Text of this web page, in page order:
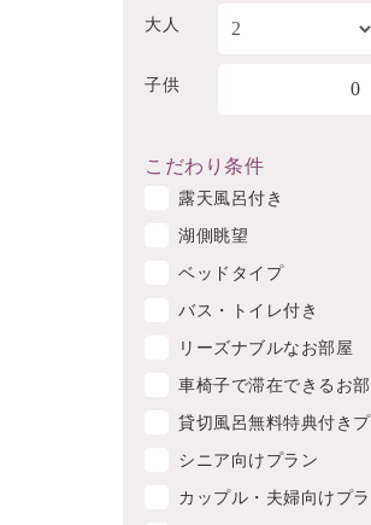
大人
子供 0
こだわり条件
露天風呂付き
湖側眺望
ベッドタイプ
バス・トイレ付き
リーズナブルなお部屋
車椅子で滞在できるお
貸切風呂無料特典付き
シニア向けプラン
カップル・夫婦向けプ